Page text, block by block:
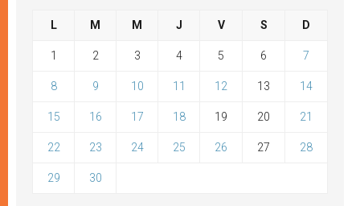
L M M J V S D
1 2 3 4 5 6 7
8 9 10 11 12 13 14
15 16 17 18 19 20 21
22 23 24 25 26 27 28
29 30